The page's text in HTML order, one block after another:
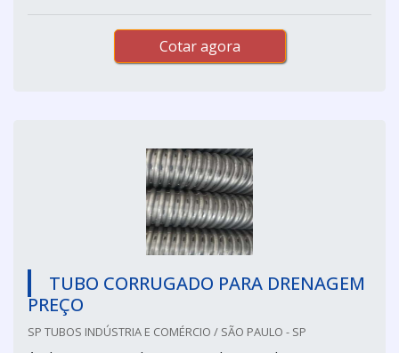
Cotar agora
TUBO CORRUGADO PARA DRENAGEM
PREÇO
SP TUBOS INDÚSTRIA E COMÉRCIO / SÃO PAULO - SP